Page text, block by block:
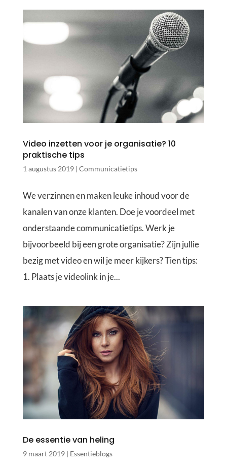
Video inzetten voor je organisatie? 10
praktische tips
1 augustus 2019| Communicatietips
We verzinnen en maken leuke inhoud voor de
kanalen van onze klanten. Doe je voordeel met
onderstaande communicatietips. Werk je
bijvoorbeeld bij een grote organisatie? Zijn jullie
bezig met video en wil je meer kijkers? Tien tips:
1. Plaats je videolink in je...
De essentie van heling
9 maart 2019| Essentieblogs